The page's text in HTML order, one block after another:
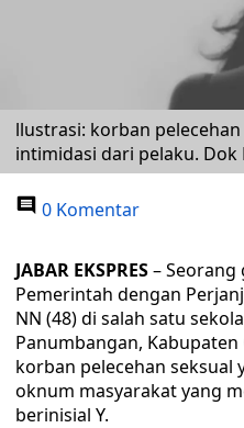
llustrasi: korban
intimidasi dari pelaku. Dok
0 Komentar
JABAR EKSPRES–
Pemerintah dengan
NN (48) di salah satu
Panumbangan,
korban pelecehan seksual
oknum masyarakat yang
berinisial Y.